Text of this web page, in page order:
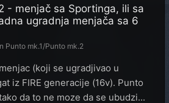
- menjač sa Sportinga, ili sa
ugradnja menjača sa 6
Punto mk.1/Punto mk.2
(koji se ugradjivao u
iz FIRE generacije (16v). Punto
da to ne moze da se ubudzi...